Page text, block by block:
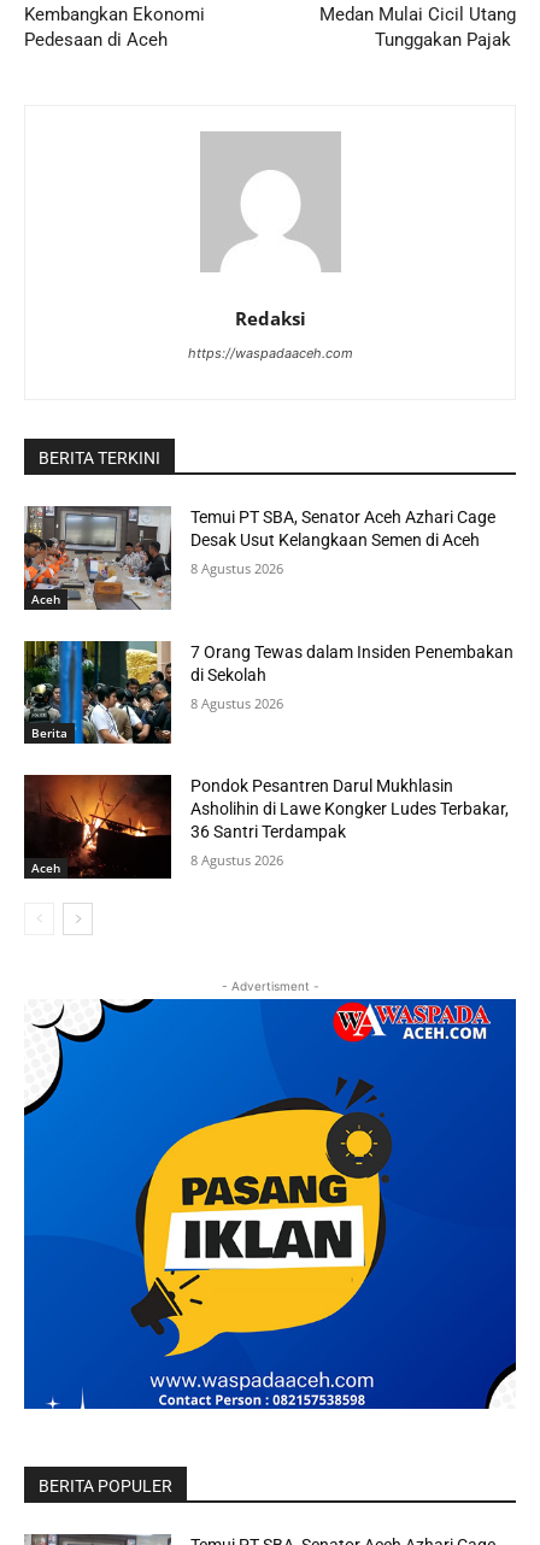
Kembangkan Ekonomi
Pedesaan di Aceh
Medan Mulai Cicil Utang
Tunggakan Pajak
Redaksi
https://waspadaaceh.com
BERITA TERKINI
Aceh
Temui PT SBA, Senator Aceh Azhari Cage
Desak Usut Kelangkaan Semen di Aceh
8 Agustus 2026
Berita
7 Orang Tewas dalam Insiden Penembakan
di Sekolah
8 Agustus 2026
Aceh
Pondok Pesantren Darul Mukhlasin
Asholihin di Lawe Kongker Ludes Terbakar,
36 Santri Terdampak
8 Agustus 2026
- Advertisment -
BERITA POPULER